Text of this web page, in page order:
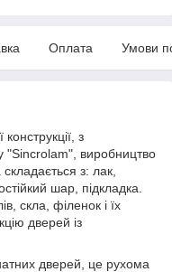
Оплата Умови
з
"Sincrolam", виробництво
з: лак,
шар, підкладка.
скла, філенок і їх
дверей із
дверей, це рухома